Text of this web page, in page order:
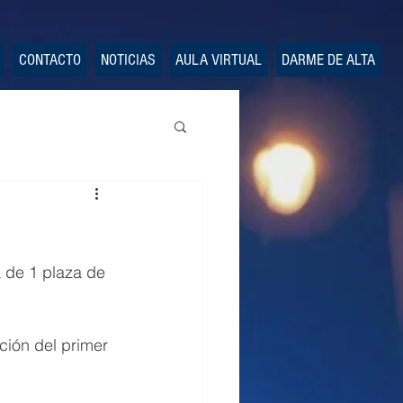
CONTACTO NOTICIAS AULA VIRTUAL DARME DE ALTA
de 1 plaza de
del primer